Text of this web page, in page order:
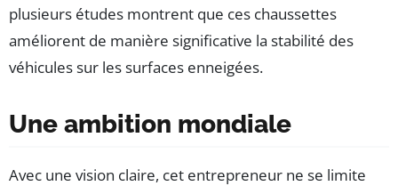
plusieurs études montrent que ces chaussettes
améliorent de manière significative la stabilité des
véhicules sur les surfaces enneigées.
Une ambition mondiale
Avec une vision claire, cet entrepreneur ne se limite